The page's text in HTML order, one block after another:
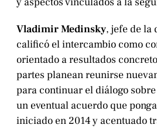
Vladimir Medinsky, jefe de la
calificó el intercambio como
orientado a resultados
partes planean reunirse
para continuar el diálogo
un eventual acuerdo que
iniciado en 2014 y acentuado